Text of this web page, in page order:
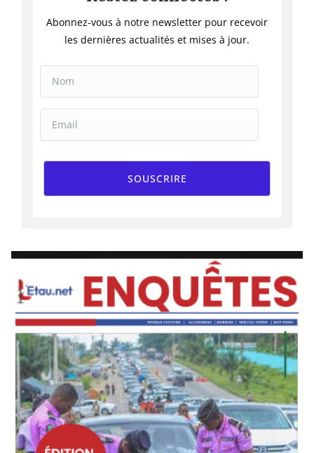
Abonnez-vous à notre newsletter pour recevoir
les dernières actualités et mises à jour.
SOUSCRIRE